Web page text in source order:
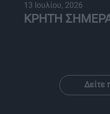
13 Ιουλίου, 2026
ΚΡΗΤΗ
Δείτε